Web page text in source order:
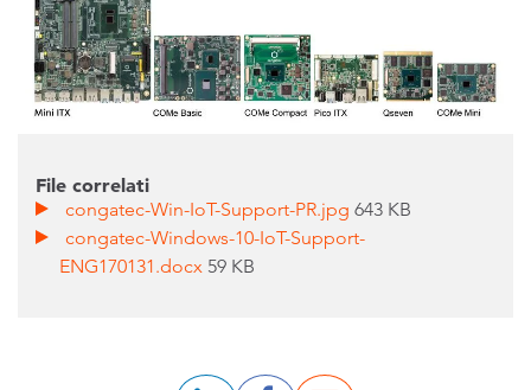
File correlati
congatec-Win-IoT-Support-PR.jpg643 KB
congatec-Windows-10-IoT-Support-
ENG170131.docx 59 KB